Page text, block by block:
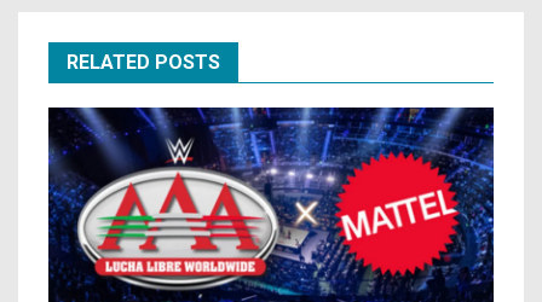
RELATED POSTS